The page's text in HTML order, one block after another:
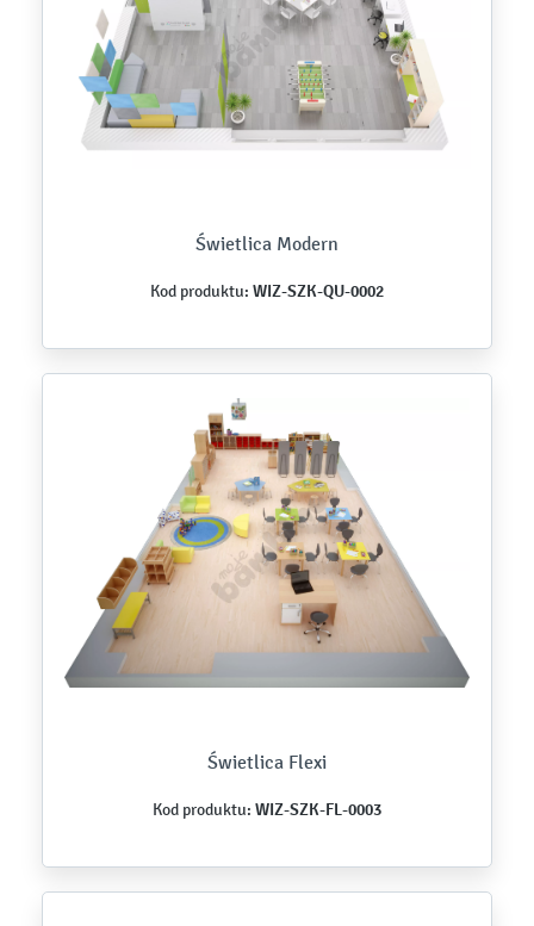
Świetlica Modern
Kod produktu: WIZ-SZK-QU-0002
Świetlica Flexi
Kod produktu: WIZ-SZK-FL-0003